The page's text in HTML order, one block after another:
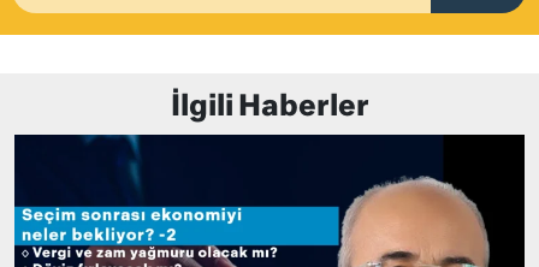
İlgili Haberler